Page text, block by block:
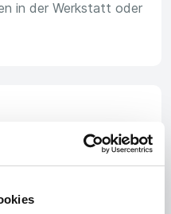
in der Werkstatt oder